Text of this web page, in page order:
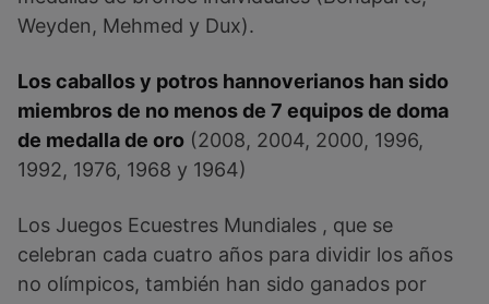
Weyden, Mehmed y Dux).
Los caballos y potros hannoverianos han sido
miembros de no menos de 7 equipos de doma
de medalla de oro (2008, 2004, 2000, 1996,
1992, 1976, 1968 y 1964)
Los Juegos Ecuestres Mundiales , que se
celebran cada cuatro años para dividir los años
no olímpicos, también han sido ganados por